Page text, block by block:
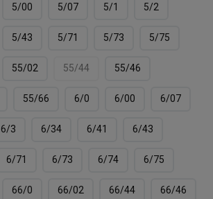
5/00 5/07 5/1 5/2
5/43 5/71 5/73 5/75
55/02 55/44 55/46
55/66 6/0 6/00 6/07
6/3 6/34 6/41 6/43
6/71 6/73 6/74 6/75
66/0 66/02 66/44 66/46